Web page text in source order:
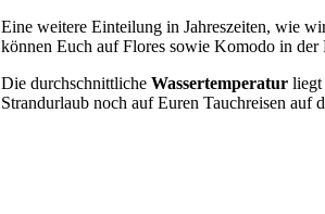
Eine weitere Einteilung in Jahreszeiten, wie
können Euch auf Flores sowie Komodo in
Die durchschnittliche Wassertemperaturliegt
Strandurlaub noch auf Euren Tauchreisen auf